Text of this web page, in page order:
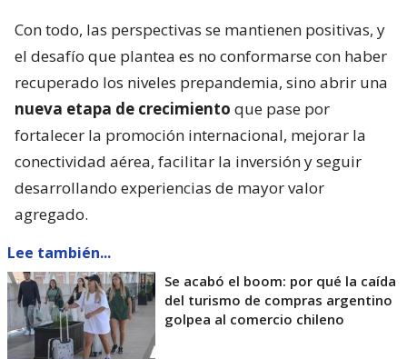
Con todo, las perspectivas se mantienen positivas, y
el desafío que plantea es no conformarse con haber
recuperado los niveles prepandemia, sino abrir una
nueva etapa de crecimiento que pase por
fortalecer la promoción internacional, mejorar la
conectividad aérea, facilitar la inversión y seguir
desarrollando experiencias de mayor valor
agregado.
Lee también...
Se acabó el boom: por qué la caída
del turismo de compras argentino
golpea al comercio chileno